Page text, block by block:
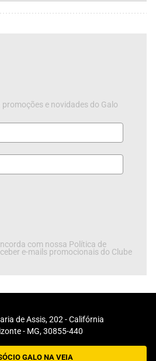
promoções e novidades do Galo
com nossa Política de
e-mails promocionais do Clube
de Assis, 202 - Califórnia
- MG, 30855-440
GALO NA VEIA